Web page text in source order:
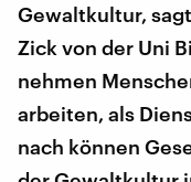
Gewaltkultur,
Zick von der Uni
nehmen
arbeiten, als
nach können